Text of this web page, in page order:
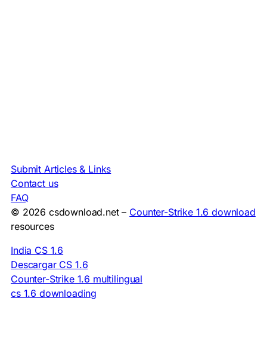
Submit Articles & Links
Contact us
FAQ
© 2026 csdownload.net – Counter-Strike 1.6 download
resources
India CS 1.6
Descargar CS 1.6
Counter-Strike 1.6 multilingual
cs 1.6 downloading